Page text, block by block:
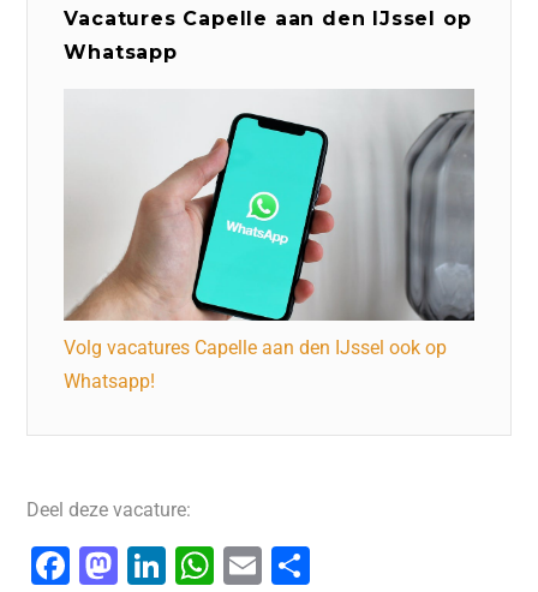
Vacatures Capelle aan den IJssel op
Whatsapp
Volg vacatures Capelle aan den IJssel ook op
Whatsapp!
Deel deze vacature:
F
M Li W E